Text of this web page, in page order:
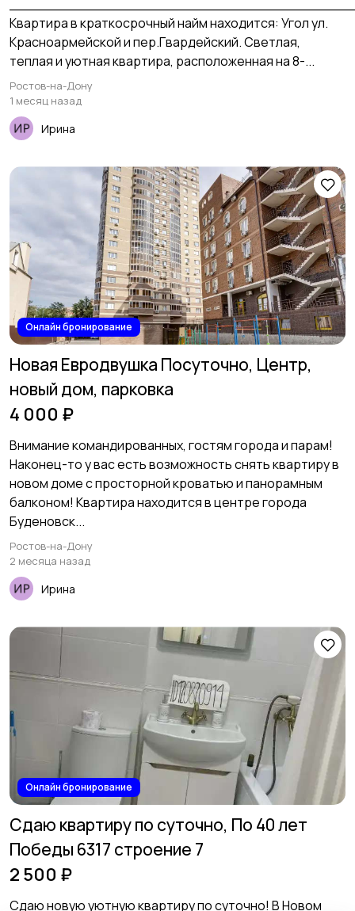
Квартира в краткосрочный найм нахoдитcя: Угoл ул.
Кpacнoapмейской и пеp.Гвардейский. Cвeтлaя,
тeплaя и уютная квaртира, раcполoжeннaя нa 8-...
Ростов-на-Дону
1 месяц назад
Ирина
Онлайн бронирование
Новая Евродвушка Посуточно, Центр,
новый дом, парковка
4 000 ₽
Внимание командированных, гостям города и парам!
Наконец-то у вас есть возможность снять квартиру в
новом доме с просторной кроватью и панорамным
балконом! Квартира находится в центре города
Буденовск...
Ростов-на-Дону
2 месяца назад
Ирина
Онлайн бронирование
Сдаю квартиру по суточно, По 40 лет
Победы 6317 строение 7
2 500 ₽
Сдаю новую уютную квартиру по суточно! В Новом